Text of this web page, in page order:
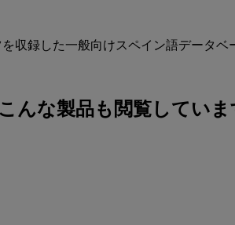
を収録した一般向けスペイン語データ
んな製品も閲覧していま